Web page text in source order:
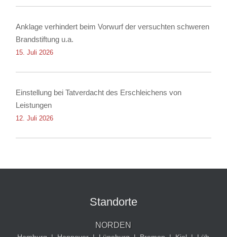
Anklage verhindert beim Vorwurf der versuchten schweren
Brandstiftung u.a.
15. Juli 2026
Einstellung bei Tatverdacht des Erschleichens von
Leistungen
12. Juli 2026
Standorte
NORDEN